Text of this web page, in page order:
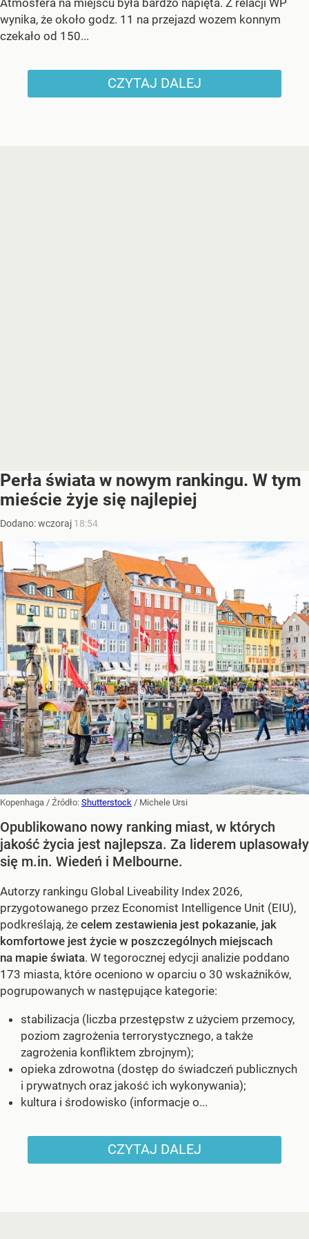
wynika, że około godz. 11 na przejazd wozem konnym
czekało od 150...
CZYTAJ DALEJ
Perła świata w nowym rankingu. W tym
mieście żyje się najlepiej
Dodano:wczoraj 18:54
Kopenhaga / Źródło: Shutterstock / Michele Ursi
Opublikowano nowy ranking miast, w których
jakość życia jest najlepsza. Za liderem uplasowały
się m.in. Wiedeń i Melbourne.
Autorzy rankingu Global Liveability Index 2026,
przygotowanego przez Economist Intelligence Unit (EIU),
podkreślają, że celem zestawienia jest pokazanie, jak
komfortowe jest życie w poszczególnych miejscach
na mapie świata. W tegorocznej edycji analizie poddano
173 miasta, które oceniono w oparciu o 30 wskaźników,
pogrupowanych w następujące kategorie:
stabilizacja (liczba przestępstw z użyciem przemocy,
poziom zagrożenia terrorystycznego, a także
zagrożenia konfliktem zbrojnym);
opieka zdrowotna (dostęp do świadczeń publicznych
i prywatnych oraz jakość ich wykonywania);
kultura i środowisko (informacje o...
CZYTAJ DALEJ